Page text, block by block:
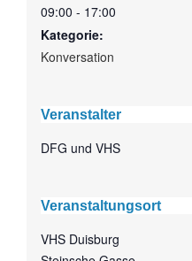
09:00 - 17:00
Kategorie:
Konversation
Veranstalter
DFG und VHS
Veranstaltungsort
VHS Duisburg